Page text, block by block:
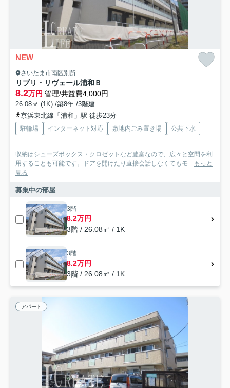
NEW
さいたま市南区別所
リブリ・リヴェール浦和Ｂ
8.2万円 管理/共益費4,000円
26.08㎡ (1K) /築8年 /3階建
京浜東北線「浦和」駅 徒歩23分
駐輪場 インターネット対応 敷地内ごみ置き場 公共下水
収納はシューズボックス・クロゼットなど豊富なので、広々と空間を利
用することも可能です。ドアを開けたり直接会話しなくてもモ... もっと
見る
募集中の部屋
3階
8.2万円
3階 / 26.08㎡ / 1K
3階
8.2万円
3階 / 26.08㎡ / 1K
アパート